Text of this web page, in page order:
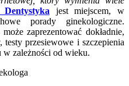
Dentystyka jest miejscem, w
porady ginekologiczne.
zaprezentować dokładnie,
przesiewowe i szczepienia
zależności od wieku.